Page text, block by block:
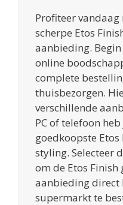
Profiteer vandaag
scherpe Etos
aanbieding.
online
complete
thuisbezorgen.
verschillende
PC of telefoon
goedkoopste
styling. Selecteer
om de Etos
aanbieding direct
supermarkt te